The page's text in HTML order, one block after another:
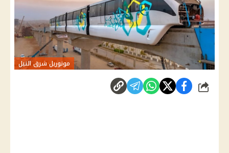
مونوريل شرق النيل
شارك